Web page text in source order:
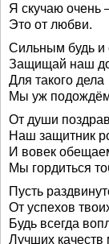
Я скучаю очень
Это от любви.
Сильным будь и
Защищай наш
Для такого дела
Мы уж
От души
Наш защитник
И вовек
Мы гордиться
Пусть
От успехов
Будь всегда
Лучших качеств